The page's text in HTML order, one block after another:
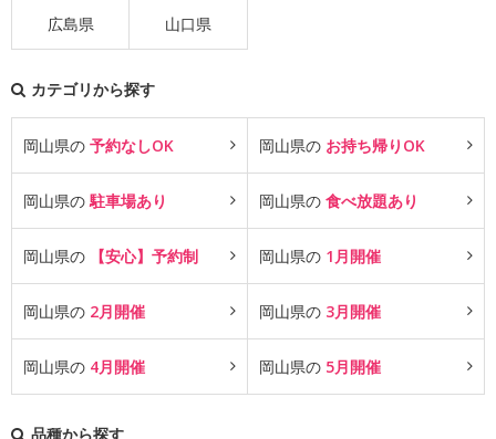
広島県 山口県
カテゴリから探す
岡山県の 予約なしOK 岡山県の お持ち帰りOK
岡山県の駐車場あり 岡山県の 食べ放題あり
岡山県の 【安心】予約制 岡山県の 1月開催
岡山県の 2月開催 岡山県の 3月開催
岡山県の 4月開催 岡山県の 5月開催
品種から探す